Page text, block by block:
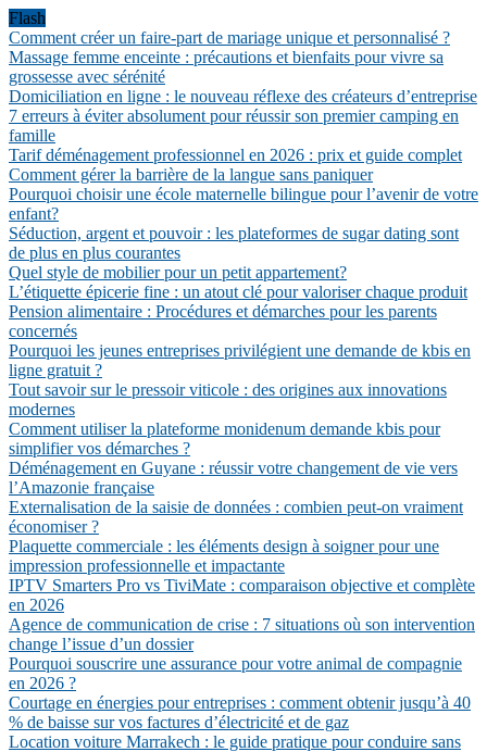
Flash
Comment créer un faire-part de mariage unique et personnalisé ?
Massage femme enceinte : précautions et bienfaits pour vivre sa
grossesse avec sérénité
Domiciliation en ligne : le nouveau réflexe des créateurs d’entreprise
7 erreurs à éviter absolument pour réussir son premier camping en
famille
Tarif déménagement professionnel en 2026 : prix et guide complet
Comment gérer la barrière de la langue sans paniquer
Pourquoi choisir une école maternelle bilingue pour l’avenir de votre
enfant?
Séduction, argent et pouvoir : les plateformes de sugar dating sont
de plus en plus courantes
Quel style de mobilier pour un petit appartement?
L’étiquette épicerie fine : un atout clé pour valoriser chaque produit
Pension alimentaire : Procédures et démarches pour les parents
concernés
Pourquoi les jeunes entreprises privilégient une demande de kbis en
ligne gratuit ?
Tout savoir sur le pressoir viticole : des origines aux innovations
modernes
Comment utiliser la plateforme monidenum demande kbis pour
simplifier vos démarches ?
Déménagement en Guyane : réussir votre changement de vie vers
l’Amazonie française
Externalisation de la saisie de données : combien peut-on vraiment
économiser ?
Plaquette commerciale : les éléments design à soigner pour une
impression professionnelle et impactante
IPTV Smarters Pro vs TiviMate : comparaison objective et complète
en 2026
Agence de communication de crise : 7 situations où son intervention
change l’issue d’un dossier
Pourquoi souscrire une assurance pour votre animal de compagnie
en 2026 ?
Courtage en énergies pour entreprises : comment obtenir jusqu’à 40
% de baisse sur vos factures d’électricité et de gaz
Location voiture Marrakech : le guide pratique pour conduire sans